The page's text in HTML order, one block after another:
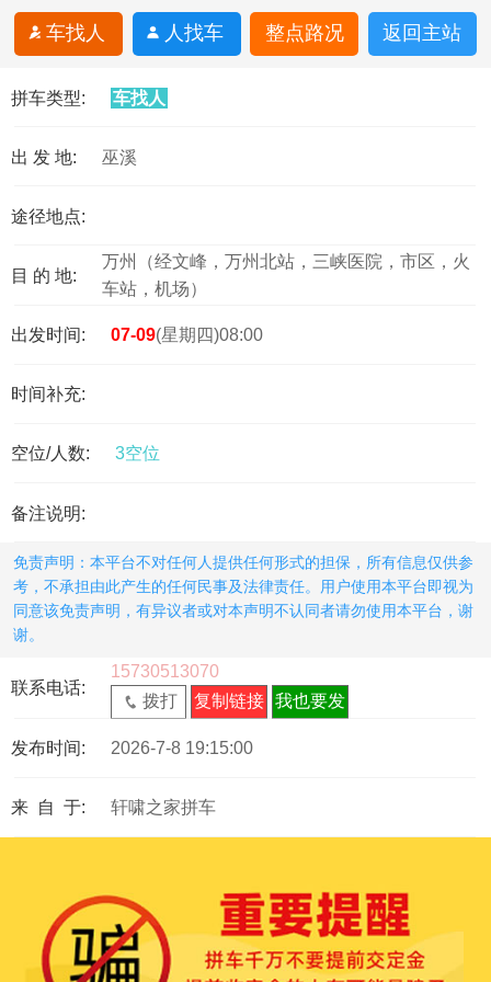
车找人 人找车 整点路况 返回主站
拼车类型: 车找人
出 发 地: 巫溪
途径地点:
目 的 地:
万州（经文峰，万州北站，三峡医院，市区，火
车站，机场）
出发时间: 07-09(星期四)08:00
时间补充:
空位/人数: 3空位
备注说明:
免责声明：本平台不对任何人提供任何形式的担保，所有信息仅供参
考，不承担由此产生的任何民事及法律责任。用户使用本平台即视为
同意该免责声明，有异议者或对本声明不认同者请勿使用本平台，谢
谢。
联系电话:
15730513070
拨打
复制链接 我也要发
发布时间: 2026-7-8 19:15:00
来 自 于: 轩啸之家拼车